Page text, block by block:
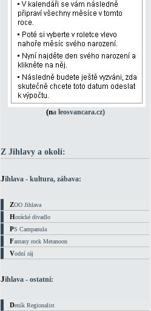
(na leosvancara.cz)
Z Jihlavy a okolí:
Jihlava - kultura, zábava:
ZOO Jihlava
Horácké divadlo
PS Campanula
Fantasy rock Metanoon
Vodní ráj
Jihlava - ostatní:
Deník Regionalist